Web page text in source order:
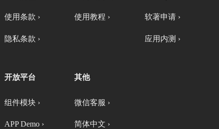
使用条款 ›
隐私条款 ›
使用教程 › 软著申请 ›
应用内测 ›
开放平台
组件模块 ›
APP Demo ›
其他
微信客服 ›
简体中文 ›